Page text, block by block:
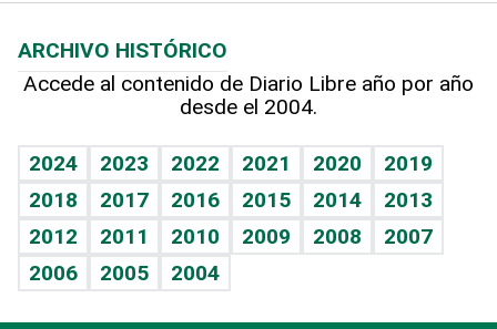
Hablando con el pediatra
Vida y familia
Eñe
Celebrando la vida
Sin complejos
Línea de hit
TBT Deportivo
Hecho en casa
Guía del dinero
Cumpleaños
Horóscopos
Crucigramas
ARCHIVO HISTÓRICO
Accede al contenido de Diario Libre año por año
desde el 2004.
2024 2023 2022 2021 2020
2019
2018
2017 2016 2015 2014
2013
2012
2011 2010 2009 2008
2007
2006
2005 2004